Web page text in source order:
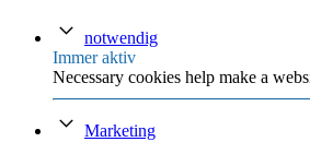
notwendig
Immer aktiv
Necessary cookies help make a
Marketing